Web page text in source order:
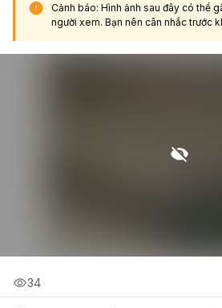
Cảnh báo: Hình ảnh sau đây có thể
người xem. Bạn nên cân nhắc trước
34